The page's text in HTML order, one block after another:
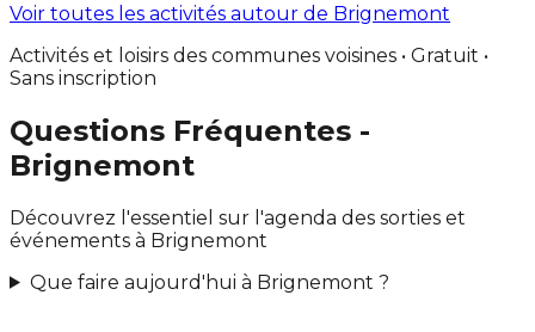
Voir toutes les activités autour de Brignemont
Activités et loisirs des communes voisines • Gratuit •
Sans inscription
Questions Fréquentes -
Brignemont
Découvrez l'essentiel sur l'agenda des sorties et
événements à Brignemont
Que faire aujourd'hui à Brignemont ?